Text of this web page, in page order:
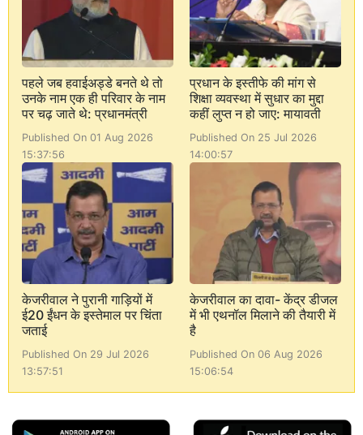
पहले जब हवाईअड्डे बनते थे तो
उनके नाम एक ही परिवार के नाम
पर चढ़ जाते थे: प्रधानमंत्री
Published On 01 Aug 2026
15:37:56
प्रधान के इस्तीफे की मांग से
शिक्षा व्यवस्था में सुधार का मुद्दा
कहीं लुप्त न हो जाए: मायावती
Published On 25 Jul 2026
14:00:57
केजरीवाल ने पुरानी गाड़ियों में
ई20 ईंधन के इस्तेमाल पर चिंता
जताई
Published On 29 Jul 2026
13:57:51
केजरीवाल का दावा- केंद्र डीजल
में भी एथनॉल मिलाने की तैयारी में
है
Published On 06 Aug 2026
15:06:54